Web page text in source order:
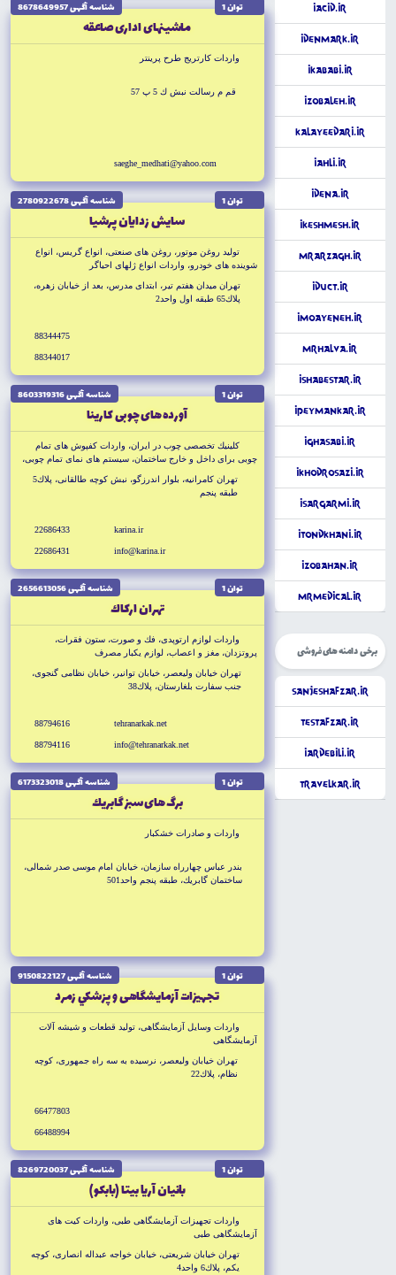
iAcid.ir
iDenmark.ir
iKababi.ir
izobaleh.ir
KalayeEdari.ir
iAhli.ir
iDena.ir
iKeshmesh.ir
MrArzagh.ir
iDuct.ir
iMoayeneh.ir
MrHalva.ir
iShabestar.ir
iPeymankar.ir
iGhasabi.ir
iKhodroSazi.ir
iSargarmi.ir
iTondkhani.ir
iZobAhan.ir
MrMedical.ir
برخی دامنه های فروشی
SanjeshAfzar.ir
TestAfzar.ir
iArdebili.ir
TravelKar.ir
توان 1 شناسه آگهى 8678649957
ماشينهاى ادارى صاعقه
واردات كارتريج طرح پرينتر
قم م رسالت نبش ك 5 پ 57
saeghe_medhati@yahoo.com
توان 1 شناسه آگهى 2780922678
سايش زدايان پرشيا
توليد روغن موتور، روغن هاى صنعتى، انواع گريس، انواع
شوينده هاى خودرو، واردات انواع ژلهاى احياگر
تهران ميدان هفتم تير، ابتداى مدرس، بعد از خيابان زهره،
پلاك65 طبقه اول واحد2
88344475
88344017
توان 1 شناسه آگهى 8603319316
آورده هاى چوبى كارينا
كلينيك تخصصى چوب در ايران، واردات كفپوش هاى تمام
چوبى براى داخل و خارج ساختمان، سيستم هاى نماى تمام چوبى،
چوبى دو جداره
تهران كامرانيه، بلوار اندرزگو، نبش كوچه طالقانى، پلاك5
طبقه پنجم
karina.ir
info@karina.ir
22686433
22686431
توان 1 شناسه آگهى 2656613056
تهران اركاك
واردات لوازم ارتوپدى، فك و صورت، ستون فقرات،
پروتزدان، مغز و اعصاب، لوازم يكبار مصرف
تهران خيابان وليعصر، خيابان توانير، خيابان نظامى گنجوى،
جنب سفارت بلغارستان، پلاك38
tehranarkak.net
info@tehranarkak.net
88794616
88794116
توان 1 شناسه آگهى 6173323018
برگ هاى سبز گابريك
واردات و صادرات خشكبار
بندر عباس چهارراه سازمان، خيابان امام موسى صدر شمالى،
ساختمان گابريك، طبقه پنجم واحد501
توان 1 شناسه آگهى 9150822127
تجهيزات آزمايشگاهى و پزشكي زمرد
واردات وسايل آزمايشگاهى، توليد قطعات و شيشه آلات
آزمايشگاهى
تهران خيابان وليعصر، نرسيده به سه راه جمهورى، كوچه
نظام، پلاك22
66477803
66488994
توان 1 شناسه آگهى 8269720037
بانيان آريا بيتا (بابكو)
واردات تجهيزات آزمايشگاهى طبى، واردات كيت هاى
آزمايشگاهى طبى
تهران خيابان شريعتى، خيابان خواجه عبداله انصارى، كوچه
يكم، پلاك6 واحد4